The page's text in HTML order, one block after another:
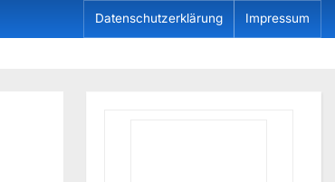
Datenschutzerklärung Impressum